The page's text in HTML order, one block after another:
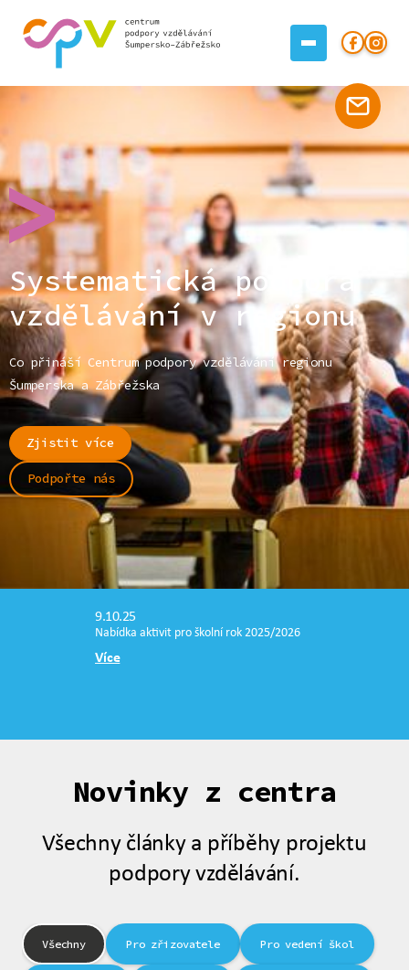
Systematická podpora
vzdělávání v regionu
Co přináší Centrum podpory vzdělávání regionu
Šumperska a Zábřežska
Zjistit více
Podpořte nás
9.10.25
Nabídka aktivit pro školní rok 2025/2026
Více
Novinky z centra
Všechny články a příběhy projektu
podpory vzdělávání.
Všechny Pro zřizovatele Pro vedení škol